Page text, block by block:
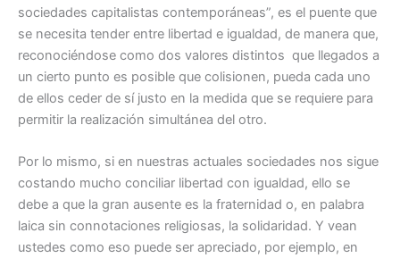
sociedades capitalistas contemporáneas”, es el puente que
se necesita tender entre libertad e igualdad, de manera que,
reconociéndose como dos valores distintos que llegados a
un cierto punto es posible que colisionen, pueda cada uno
de ellos ceder de sí justo en la medida que se requiere para
permitir la realización simultánea del otro.
Por lo mismo, si en nuestras actuales sociedades nos sigue
costando mucho conciliar libertad con igualdad, ello se
debe a que la gran ausente es la fraternidad o, en palabra
laica sin connotaciones religiosas, la solidaridad. Y vean
ustedes como eso puede ser apreciado, por ejemplo, en